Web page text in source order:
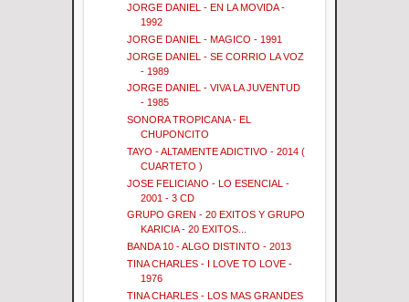
JORGE DANIEL - EN LA MOVIDA -
1992
JORGE DANIEL - MAGICO - 1991
JORGE DANIEL - SE CORRIO LA VOZ
- 1989
JORGE DANIEL - VIVA LA JUVENTUD
- 1985
SONORA TROPICANA - EL
CHUPONCITO
TAYO - ALTAMENTE ADICTIVO - 2014 (
CUARTETO )
JOSE FELICIANO - LO ESENCIAL -
2001 - 3 CD
GRUPO GREN - 20 EXITOS Y GRUPO
KARICIA - 20 EXITOS...
BANDA 10 - ALGO DISTINTO - 2013
TINA CHARLES - I LOVE TO LOVE -
1976
TINA CHARLES - LOS MAS GRANDES